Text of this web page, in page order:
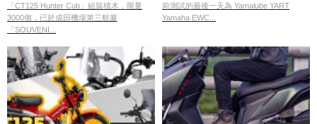
動，書桌擺飾首選
「CT125 Hunter Cub」組裝積木，限量
3000個，已於成田機場第三航廈
「SOUVENI...
前測試的最後一天為 Yamalube YART
Yamaha EWC...